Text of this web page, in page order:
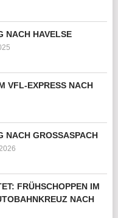
NACH HAVELSE
EXPRESS NACH E
NACH GROSSASPACH
FRÜHSCHOPPEN IM
NACH